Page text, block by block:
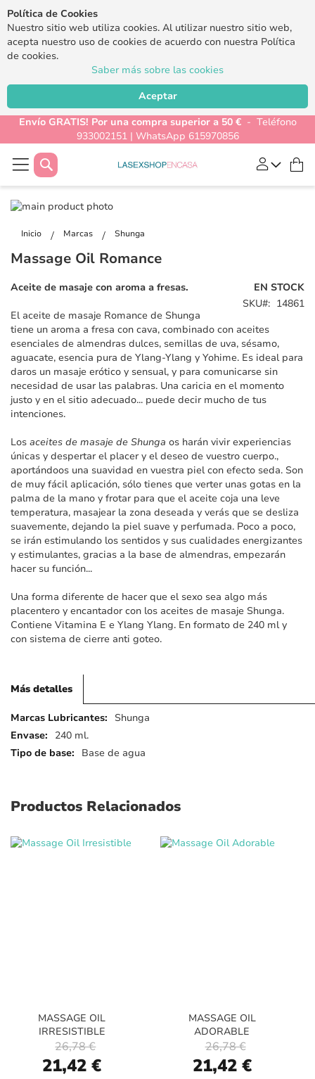
Política de Cookies
Nuestro sitio web utiliza cookies. Al utilizar nuestro sitio web,
acepta nuestro uso de cookies de acuerdo con nuestra Política
de cookies.
Saber más sobre las cookies
Aceptar
Envío GRATIS! Por una compra superior a 50 €- Teléfono
933002151 | WhatsApp 615970856
Buscar
Inicio Marcas Shunga
Saltar
final
la
de
de
galería
imágenes
Massage Oil Romance
EN STOCK
SKU
14861
Aceite de masaje con aroma a fresas.
El aceite de masaje Romance de Shunga
tiene un aroma a fresa con cava, combinado con aceites
esenciales de almendras dulces, semillas de uva, sésamo,
aguacate, esencia pura de Ylang-Ylang y Yohime. Es ideal para
daros un masaje erótico y sensual, y para comunicarse sin
necesidad de usar las palabras. Una caricia en el momento
justo y en el sitio adecuado... puede decir mucho de tus
intenciones.
Los aceites de masaje de Shunga os harán vivir experiencias
únicas y despertar el placer y el deseo de vuestro cuerpo.,
aportándoos una suavidad en vuestra piel con efecto seda. Son
de muy fácil aplicación, sólo tienes que verter unas gotas en la
palma de la mano y frotar para que el aceite coja una leve
temperatura, masajear la zona deseada y verás que se desliza
suavemente, dejando la piel suave y perfumada. Poco a poco,
se irán estimulando los sentidos y sus cualidades energizantes
y estimulantes, gracias a la base de almendras, empezarán
hacer su función...
Una forma diferente de hacer que el sexo sea algo más
placentero y encantador con los aceites de masaje Shunga.
Contiene Vitamina E e Ylang Ylang. En formato de 240 ml y
con sistema de cierre anti goteo.
Más detalles
Más
detalles
Shunga
240 ml.
Base de agua
Productos Relacionados
MASSAGE OIL
IRRESISTIBLE
Special
Price
21,42 €
26,78 €
MASSAGE OIL
ADORABLE
Special
Price
21,42 €
26,78 €